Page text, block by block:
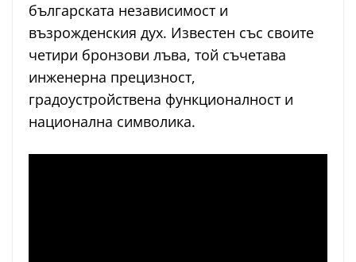
българската независимост и
възрожденския дух. Известен със своите
четири бронзови лъва, той съчетава
инженерна прецизност,
градоустройствена функционалност и
национална символика.